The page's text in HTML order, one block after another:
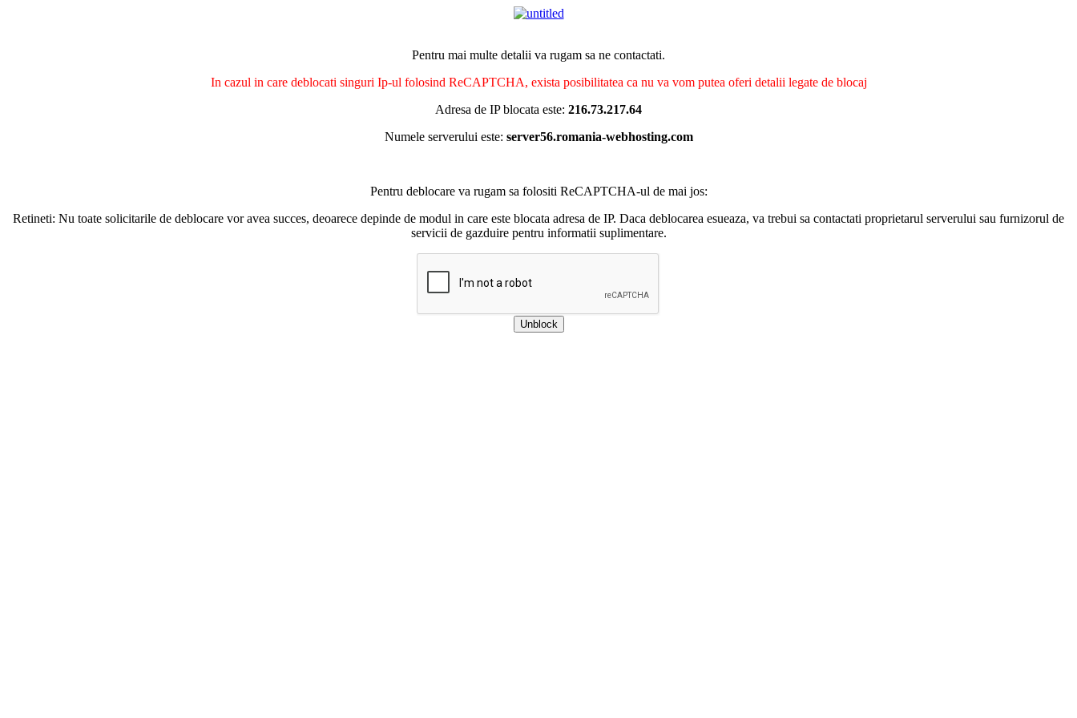
Pentru mai multe detalii va rugam sa ne contactati.
In cazul in care deblocati singuri Ip-ul folosind ReCAPTCHA, exista posibilitatea ca nu va vom putea oferi detalii legate de blocaj
Adresa de IP blocata este: 216.73.217.64
Numele serverului este: server56.romania-webhosting.com
Pentru deblocare va rugam sa folositi ReCAPTCHA-ul de mai jos:
Retineti: Nu toate solicitarile de deblocare vor avea succes, deoarece depinde de modul in care este blocata adresa de IP. Daca deblocarea esueaza, va trebui sa contactati proprietarul serverului sau furnizorul de
servicii de gazduire pentru informatii suplimentare.